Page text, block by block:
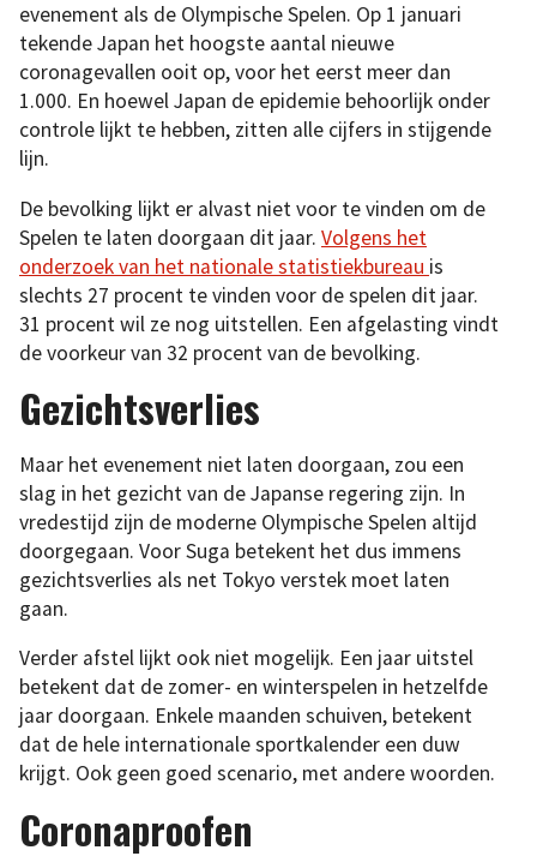
evenement als de Olympische Spelen. Op 1 januari
tekende Japan het hoogste aantal nieuwe
coronagevallen ooit op, voor het eerst meer dan
1.000. En hoewel Japan de epidemie behoorlijk onder
controle lijkt te hebben, zitten alle cijfers in stijgende
lijn.
De bevolking lijkt er alvast niet voor te vinden om de
Spelen te laten doorgaan dit jaar. Volgens het
onderzoek van het nationale statistiekbureau is
slechts 27 procent te vinden voor de spelen dit jaar.
31 procent wil ze nog uitstellen. Een afgelasting vindt
de voorkeur van 32 procent van de bevolking.
Gezichtsverlies
Maar het evenement niet laten doorgaan, zou een
slag in het gezicht van de Japanse regering zijn. In
vredestijd zijn de moderne Olympische Spelen altijd
doorgegaan. Voor Suga betekent het dus immens
gezichtsverlies als net Tokyo verstek moet laten
gaan.
Verder afstel lijkt ook niet mogelijk. Een jaar uitstel
betekent dat de zomer- en winterspelen in hetzelfde
jaar doorgaan. Enkele maanden schuiven, betekent
dat de hele internationale sportkalender een duw
krijgt. Ook geen goed scenario, met andere woorden.
Coronaproofen